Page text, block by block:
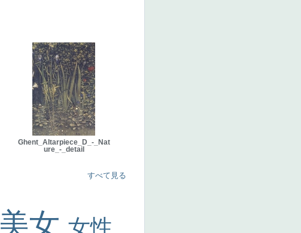
Ghent_Altarpiece_D_-_Nat
ure_-_detail
すべて見る
美女 女性